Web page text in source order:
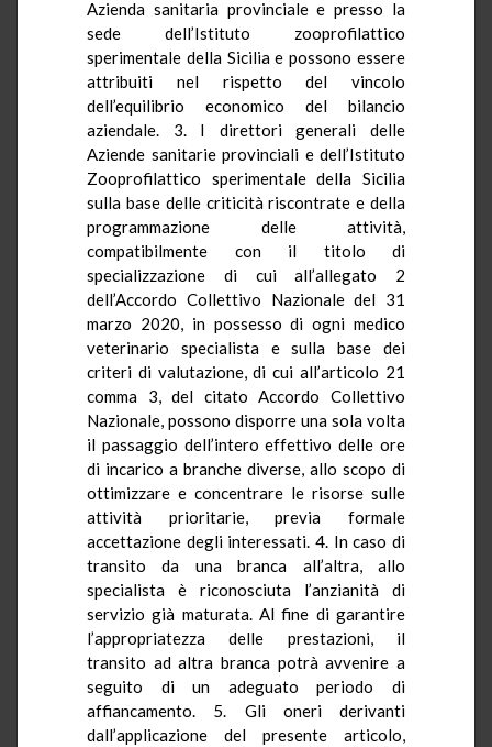
Azienda sanitaria provinciale e presso la
sede dell’Istituto zooprofilattico
sperimentale della Sicilia e possono essere
attribuiti nel rispetto del vincolo
dell’equilibrio economico del bilancio
aziendale. 3. I direttori generali delle
Aziende sanitarie provinciali e dell’Istituto
Zooprofilattico sperimentale della Sicilia
sulla base delle criticità riscontrate e della
programmazione delle attività,
compatibilmente con il titolo di
specializzazione di cui all’allegato 2
dell’Accordo Collettivo Nazionale del 31
marzo 2020, in possesso di ogni medico
veterinario specialista e sulla base dei
criteri di valutazione, di cui all’articolo 21
comma 3, del citato Accordo Collettivo
Nazionale, possono disporre una sola volta
il passaggio dell’intero effettivo delle ore
di incarico a branche diverse, allo scopo di
ottimizzare e concentrare le risorse sulle
attività prioritarie, previa formale
accettazione degli interessati. 4. In caso di
transito da una branca all’altra, allo
specialista è riconosciuta l’anzianità di
servizio già maturata. Al fine di garantire
l’appropriatezza delle prestazioni, il
transito ad altra branca potrà avvenire a
seguito di un adeguato periodo di
affiancamento. 5. Gli oneri derivanti
dall’applicazione del presente articolo,